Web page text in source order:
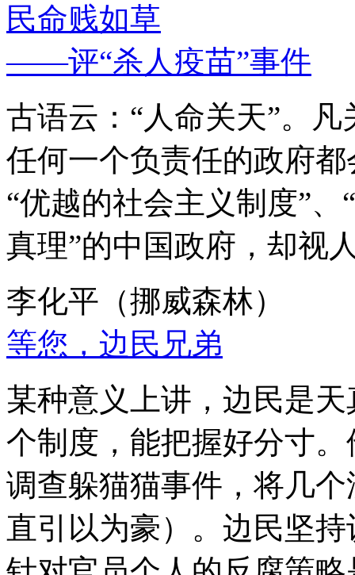
民命贱如草
——评“杀人疫苗”事件
古语云：“人命关天”。
任何一个负责任的政府
“优越的社会主义制度”
真理”的中国政府，却视
李化平（挪威森林）
等您，边民兄弟
某种意义上讲，边民是
个制度，能把握好分寸
调查躲猫猫事件，将几
直引以为豪）。边民坚